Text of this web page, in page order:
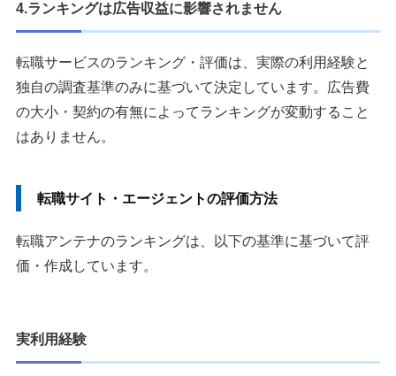
4.ランキングは広告収益に影響されません
転職サービスのランキング・評価は、実際の利用経験と
独自の調査基準のみに基づいて決定しています。広告費
の大小・契約の有無によってランキングが変動すること
はありません。
転職サイト・エージェントの評価方法
転職アンテナのランキングは、以下の基準に基づいて評
価・作成しています。
実利用経験